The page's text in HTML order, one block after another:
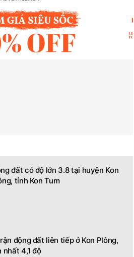
đất có độ lớn 3.8 tại huyện Kon
tỉnh Kon Tum
động đất liên tiếp ở Kon Plông,
nhất 4,1 độ